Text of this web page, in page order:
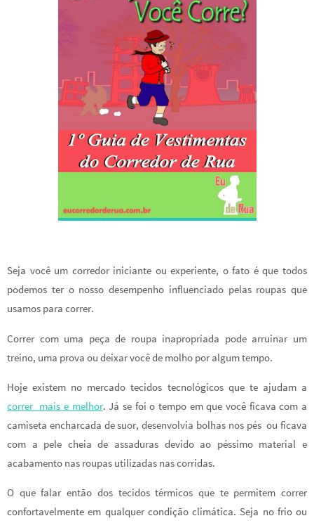
Seja você um corredor iniciante ou experiente, o fato é que todos
podemos ter o nosso desempenho influenciado pelas roupas que
usamos para correr.
Correr com uma peça de roupa inapropriada pode arruinar um
treino, uma prova ou deixar você de molho por algum tempo.
Hoje existem no mercado tecidos tecnológicos que te ajudam a
correr mais e melhor. Já se foi o tempo em que você ficava com a
camiseta encharcada de suor, desenvolvia bolhas nos pés ou ficava
com a pele cheia de assaduras devido ao péssimo material e
acabamento nas roupas utilizadas nas corridas.
O que falar então dos tecidos térmicos que te permitem correr
confortavelmente em qualquer condição climática. Seja no frio ou